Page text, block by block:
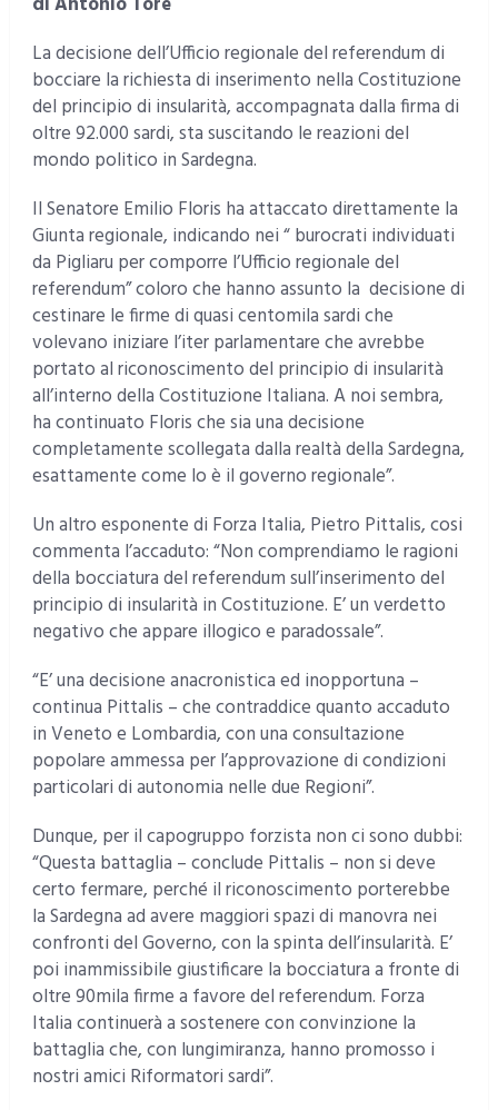
La decisione dell’Ufficio regionale del referendum di
bocciare la richiesta di inserimento nella Costituzione
del principio di insularità, accompagnata dalla firma di
oltre 92.000 sardi, sta suscitando le reazioni del
mondo politico in Sardegna.
Il Senatore Emilio Floris ha attaccato direttamente la
Giunta regionale, indicando nei “ burocrati individuati
da Pigliaru per comporre l’Ufficio regionale del
referendum” coloro che hanno assunto la decisione di
cestinare le firme di quasi centomila sardi che
volevano iniziare l’iter parlamentare che avrebbe
portato al riconoscimento del principio di insularità
all’interno della Costituzione Italiana. A noi sembra,
ha continuato Floris che sia una decisione
completamente scollegata dalla realtà della Sardegna,
esattamente come lo è il governo regionale”.
Un altro esponente di Forza Italia, Pietro Pittalis, cosi
commenta l’accaduto: “Non comprendiamo le ragioni
della bocciatura del referendum sull’inserimento del
principio di insularità in Costituzione. E’ un verdetto
negativo che appare illogico e paradossale”.
“E’ una decisione anacronistica ed inopportuna –
continua Pittalis – che contraddice quanto accaduto
in Veneto e Lombardia, con una consultazione
popolare ammessa per l’approvazione di condizioni
particolari di autonomia nelle due Regioni”.
Dunque, per il capogruppo forzista non ci sono dubbi:
“Questa battaglia – conclude Pittalis – non si deve
certo fermare, perché il riconoscimento porterebbe
la Sardegna ad avere maggiori spazi di manovra nei
confronti del Governo, con la spinta dell’insularità. E’
poi inammissibile giustificare la bocciatura a fronte di
oltre 90mila firme a favore del referendum. Forza
Italia continuerà a sostenere con convinzione la
battaglia che, con lungimiranza, hanno promosso i
nostri amici Riformatori sardi”.